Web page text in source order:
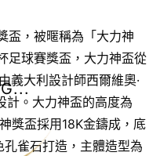
盃，被暱稱為「大力神
足球賽獎盃，大力神盃從
義大利設計師西爾維奧·
。大力神盃的高度為
獎盃採用18K金鑄成，底
孔雀石打造，主體造型為